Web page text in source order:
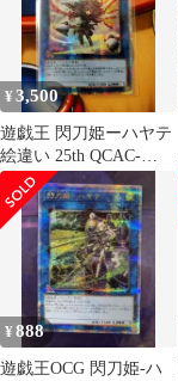
¥3,500
遊戯王 閃刀姫ーハヤテ
絵違い 25th QCAC-
JP009 クオシク
¥888
遊戯王OCG 閃刀姫-ハ